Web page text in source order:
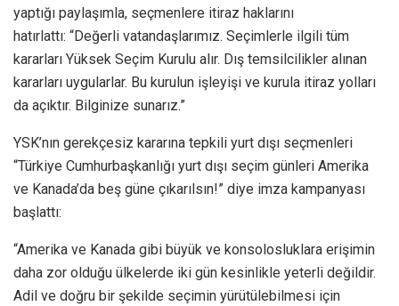
yaptığı paylaşımla, seçmenlere itiraz haklarını
hatırlattı: “Değerli vatandaşlarımız. Seçimlerle ilgili tüm
kararları Yüksek Seçim Kurulu alır. Dış temsilcilikler alınan
kararları uygularlar. Bu kurulun işleyişi ve kurula itiraz yolları
da açıktır. Bilginize sunarız.”
YSK’nın gerekçesiz kararına tepkili yurt dışı seçmenleri
“Türkiye Cumhurbaşkanlığı yurt dışı seçim günleri Amerika
ve Kanada’da beş güne çıkarılsın!” diye imza kampanyası
başlattı:
“Amerika ve Kanada gibi büyük ve konsolosluklara erişimin
daha zor olduğu ülkelerde iki gün kesinlikle yeterli değildir.
Adil ve doğru bir şekilde seçimin yürütülebilmesi için